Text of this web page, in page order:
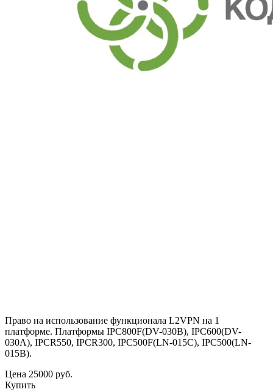
Право на использование функционала L2VPN на 1
платформе. Платформы IPC800F(DV-030B), IPC600(DV-
030A), IPCR550, IPCR300, IPC500F(LN-015C), IPC500(LN-
015B).
Цена 25000 руб.
Купить